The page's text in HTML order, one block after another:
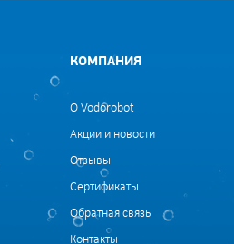
КОМПАНИЯ
О Vodorobot
Акции и новости
Отзывы
Сертификаты
Обратная связь
Контакты